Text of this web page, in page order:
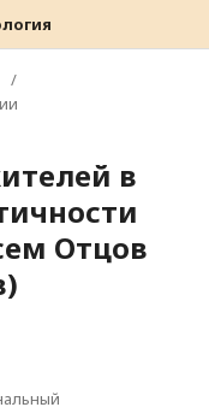
/
в
Отцов